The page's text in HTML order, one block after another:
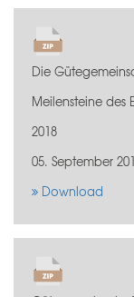
Die
Meilensteine des
2018
05. September
Download